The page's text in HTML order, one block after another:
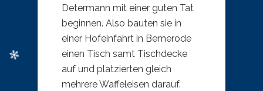
Determann mit einer guten Tat
beginnen. Also bauten sie in
einer Hofeinfahrt in Bemerode
einen Tisch samt Tischdecke
auf und platzierten gleich
mehrere Waffeleisen darauf.